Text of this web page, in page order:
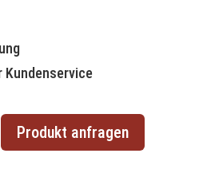
Kundenservice
Produkt anfragen